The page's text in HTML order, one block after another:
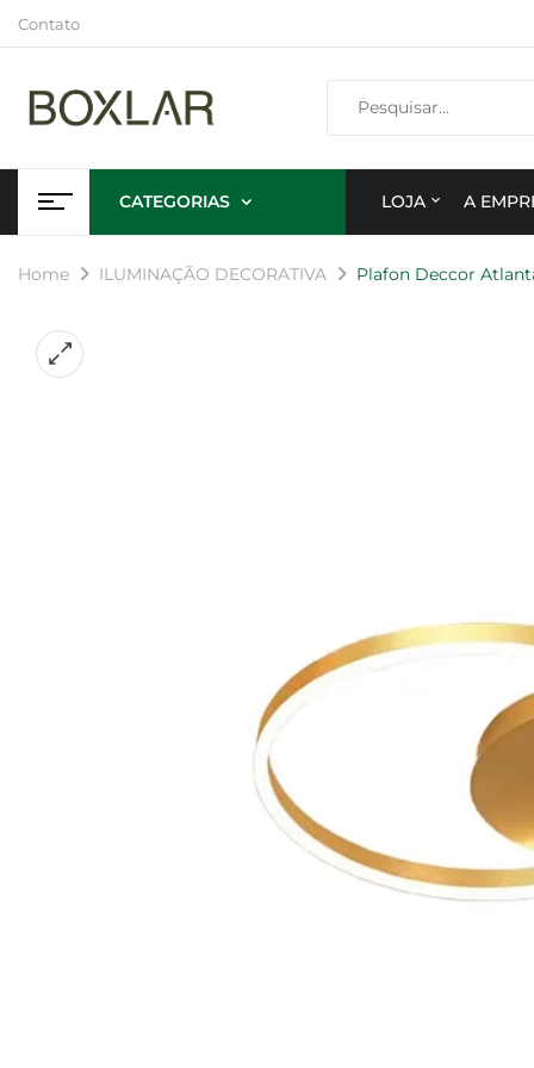
Contato
CATEGORIAS LOJA A
Home ILUMINAÇÃO DECORATIVA Plafon Deccor